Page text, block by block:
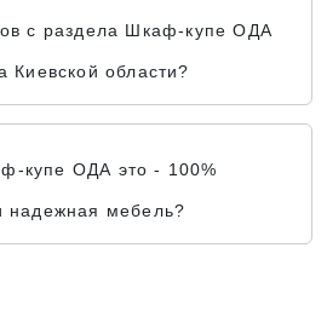
с раздела Шкаф-купе ОДА
Киевской области?
купе ОДА это - 100%
надежная мебель?